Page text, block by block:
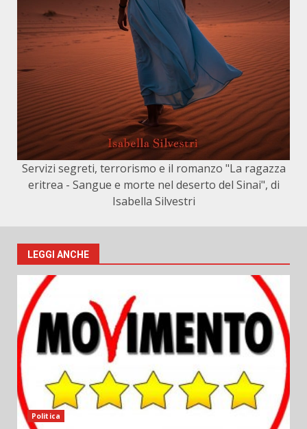
Servizi segreti, terrorismo e il romanzo "La ragazza
eritrea - Sangue e morte nel deserto del Sinai", di
Isabella Silvestri
LEGGI ANCHE
Politica